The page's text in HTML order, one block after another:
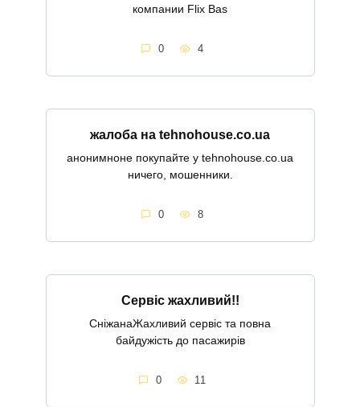
компании Flix Bas
0 4
жалоба на tehnohouse.co.ua
анонимноне покупайте у tehnohouse.co.ua
ничего, мошенники.
0 8
Сервіс жахливий!!
СніжанаЖахливий сервіс та повна
байдужість до пасажирів
0 11